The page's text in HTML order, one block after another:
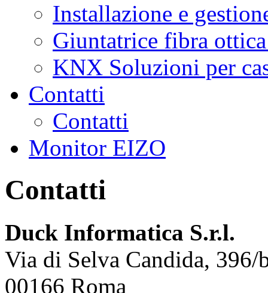
Installazione e
Giuntatrice fibra
KNX Soluzioni per
Contatti
Contatti
Monitor EIZO
Contatti
Duck Informatica S.r.l.
Via di Selva Candida, 396/
00166 Roma